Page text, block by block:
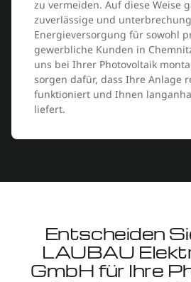
zu vermeiden. Auf diese Weise
zuverlässige und
Energieversorgung für sowohl
gewerbliche Kunden in
uns bei Ihrer Photovoltaik
sorgen dafür, dass Ihre Anlage
funktioniert und Ihnen
liefert.
Entscheiden
LAUBAU
GmbH für Ihre